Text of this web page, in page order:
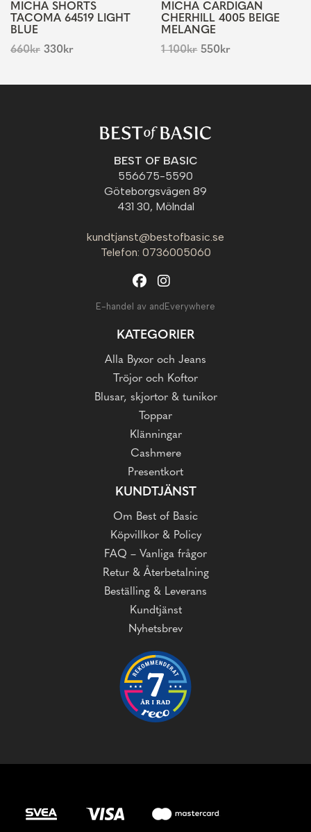
MICHA SHORTS
TACOMA 64519 LIGHT
BLUE
660kr 330kr
MICHA CARDIGAN
CHERHILL 4005 BEIGE
MELANGE
1 100kr 550kr
BEST OF BASIC
556675-5590
Göteborgsvägen 89
431 30, Mölndal
kundtjanst@bestofbasic.se
Telefon: 0736005060
E-handel av andEverywhere
KATEGORIER
Alla Byxor och Jeans
Tröjor och Koftor
Blusar, skjortor & tunikor
Toppar
Klänningar
Cashmere
Presentkort
KUNDTJÄNST
Om Best of Basic
Köpvillkor & Policy
FAQ – Vanliga frågor
Retur & Återbetalning
Beställing & Leverans
Kundtjänst
Nyhetsbrev